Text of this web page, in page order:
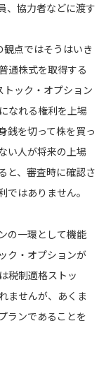
、協力者などに渡す
点ではそうはいき
通株式を取得する
トック・オプション
なれる権利を上場
銭を切って株を買っ
い人が将来の上場
と、審査時に確認さ
はありません。
の一環として機能
ク・オプションが
税制適格ストッ
ませんが、あくま
ランであることを